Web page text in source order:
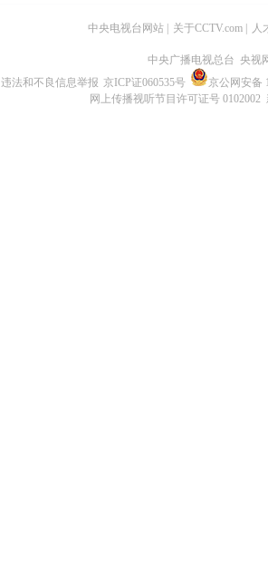
中央电视台网站 关于CCTV.com 人
中央广播电视总台 央视
违法和不良信息举报 京ICP证060535号
京公网安备
网上传播视听节目许可证号 0102002